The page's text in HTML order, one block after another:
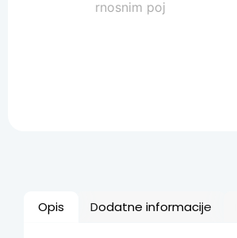
Opis Dodatne informacije